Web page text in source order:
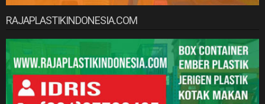
RAJAPLASTIKINDONESIA.COM